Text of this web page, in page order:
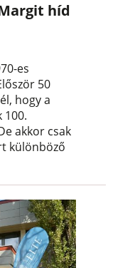
híd
es
50
hogy a
100.
akkor csak
különböző